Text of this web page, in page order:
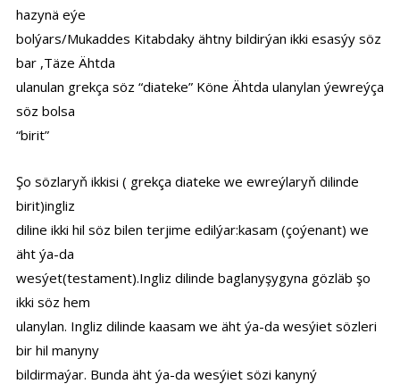
hazynä eýe
bolýars/Mukaddes Kitabdaky ähtny bildirýan ikki esasýy söz
bar ,Täze Ähtda
ulanulan grekça söz “diateke” Köne Ähtda ulanylan ýewreýça
söz bolsa
“birit”
Şo sözlaryň ikkisi ( grekça diateke we ewreýlaryň dilinde
birit)ingliz
diline ikki hil söz bilen terjime edilýar:kasam (çoýenant) we
äht ýa-da
wesýet(testament).Ingliz dilinde baglanyşygyna gözläb şo
ikki söz hem
ulanylan. Ingliz dilinde kaasam we äht ýa-da wesýiet sözleri
bir hil manyny
bildirmaýar. Bunda äht ýa-da wesýiet sözi kanyný